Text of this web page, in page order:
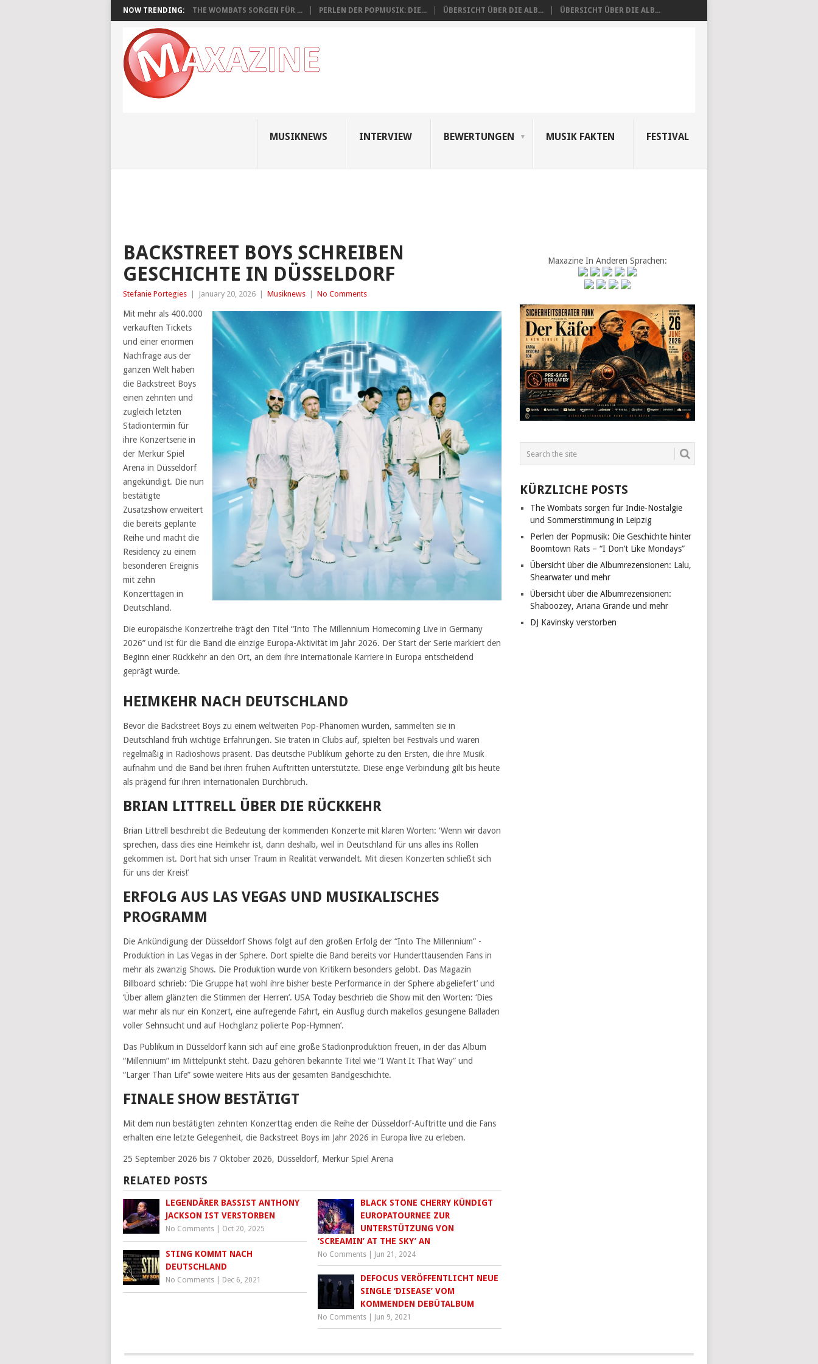
NOW TRENDING: THE WOMBATS SORGEN FÜR ... PERLEN DER POPMUSIK: DIE... ÜBERSICHT ÜBER DIE ALB... ÜBERSICHT ÜBER DIE ALB...
MUSIKNEWS INTERVIEW BEWERTUNGEN MUSIK FAKTEN FESTIVAL
BACKSTREET BOYS SCHREIBEN
GESCHICHTE IN DÜSSELDORF
Stefanie Portegies January 20, 2026 Musiknews No Comments
Mit mehr als 400.000
verkauften Tickets
und einer enormen
Nachfrage aus der
ganzen Welt haben
die Backstreet Boys
einen zehnten und
zugleich letzten
Stadiontermin für
ihre Konzertserie in
der Merkur Spiel
Arena in Düsseldorf
angekündigt. Die nun
bestätigte
Zusatzshow erweitert
die bereits geplante
Reihe und macht die
Residency zu einem
besonderen Ereignis
mit zehn
Konzerttagen in
Deutschland.
Die europäische Konzertreihe trägt den Titel “Into The Millennium Homecoming Live in Germany
2026” und ist für die Band die einzige Europa-Aktivität im Jahr 2026. Der Start der Serie markiert den
Beginn einer Rückkehr an den Ort, an dem ihre internationale Karriere in Europa entscheidend
geprägt wurde.
HEIMKEHR NACH DEUTSCHLAND
Bevor die Backstreet Boys zu einem weltweiten Pop-Phänomen wurden, sammelten sie in
Deutschland früh wichtige Erfahrungen. Sie traten in Clubs auf, spielten bei Festivals und waren
regelmäßig in Radioshows präsent. Das deutsche Publikum gehörte zu den Ersten, die ihre Musik
aufnahm und die Band bei ihren frühen Auftritten unterstützte. Diese enge Verbindung gilt bis heute
als prägend für ihren internationalen Durchbruch.
BRIAN LITTRELL ÜBER DIE RÜCKKEHR
Brian Littrell beschreibt die Bedeutung der kommenden Konzerte mit klaren Worten: ‘Wenn wir davon
sprechen, dass dies eine Heimkehr ist, dann deshalb, weil in Deutschland für uns alles ins Rollen
gekommen ist. Dort hat sich unser Traum in Realität verwandelt. Mit diesen Konzerten schließt sich
für uns der Kreis!’
ERFOLG AUS LAS VEGAS UND MUSIKALISCHES
PROGRAMM
Die Ankündigung der Düsseldorf Shows folgt auf den großen Erfolg der “Into The Millennium” -
Produktion in Las Vegas in der Sphere. Dort spielte die Band bereits vor Hunderttausenden Fans in
mehr als zwanzig Shows. Die Produktion wurde von Kritikern besonders gelobt. Das Magazin
Billboard schrieb: ‘Die Gruppe hat wohl ihre bisher beste Performance in der Sphere abgeliefert’ und
‘Über allem glänzten die Stimmen der Herren’. USA Today beschrieb die Show mit den Worten: ‘Dies
war mehr als nur ein Konzert, eine aufregende Fahrt, ein Ausflug durch makellos gesungene Balladen
voller Sehnsucht und auf Hochglanz polierte Pop-Hymnen’.
Das Publikum in Düsseldorf kann sich auf eine große Stadionproduktion freuen, in der das Album
“Millennium” im Mittelpunkt steht. Dazu gehören bekannte Titel wie “I Want It That Way” und
“Larger Than Life” sowie weitere Hits aus der gesamten Bandgeschichte.
FINALE SHOW BESTÄTIGT
Mit dem nun bestätigten zehnten Konzerttag enden die Reihe der Düsseldorf-Auftritte und die Fans
erhalten eine letzte Gelegenheit, die Backstreet Boys im Jahr 2026 in Europa live zu erleben.
25 September 2026 bis 7 Oktober 2026, Düsseldorf, Merkur Spiel Arena
RELATED POSTS
LEGENDÄRER BASSIST ANTHONY
JACKSON IST VERSTORBEN
No Comments Oct 20, 2025
BLACK STONE CHERRY KÜNDIGT
EUROPATOURNEE ZUR
UNTERSTÜTZUNG VON
‘SCREAMIN’ AT THE SKY’ AN
No Comments Jun 21, 2024
STING KOMMT NACH
DEUTSCHLAND
No Comments Dec 6, 2021
DEFOCUS VERÖFFENTLICHT NEUE
SINGLE ‘DISEASE’ VOM
KOMMENDEN DEBÜTALBUM
No Comments Jun 9, 2021
Maxazine In Anderen Sprachen:
KÜRZLICHE POSTS
The Wombats sorgen für Indie-Nostalgie
und Sommerstimmung in Leipzig
Perlen der Popmusik: Die Geschichte hinter
Boomtown Rats – “I Don’t Like Mondays”
Übersicht über die Albumrezensionen: Lalu,
Shearwater und mehr
Übersicht über die Albumrezensionen:
Shaboozey, Ariana Grande und mehr
DJ Kavinsky verstorben